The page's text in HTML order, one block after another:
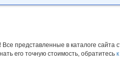
Все представленные в каталоге
его точную стоимость, обратитесь